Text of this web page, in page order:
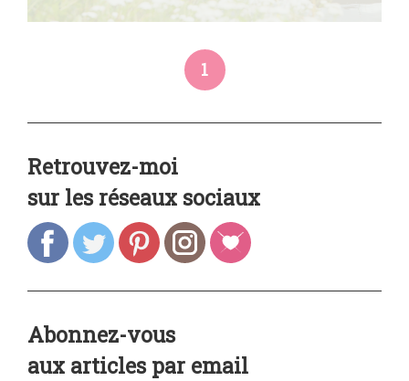
1
Retrouvez-moi
sur les réseaux sociaux
Abonnez-vous
aux articles par email